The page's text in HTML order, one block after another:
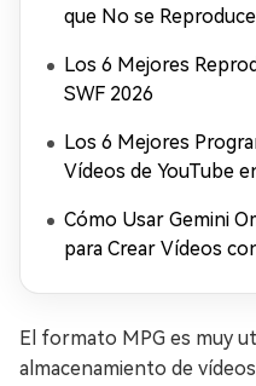
que No se
Los 6 Mejores
SWF 2026
Los 6 Mejores
Vídeos de YouTube
Cómo Usar Gemini
para Crear Vídeos
El formato MPG es muy
almacenamiento de